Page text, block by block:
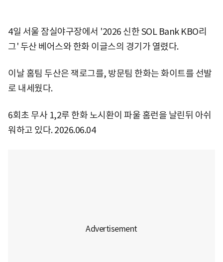
4일 서울 잠실야구장에서 '2026 신한 SOL Bank KBO리
그' 두산 베어스와 한화 이글스의 경기가 열렸다.
이날 홈팀 두산은 잭로그를, 방문팀 한화는 화이트를 선발
로 내세웠다.
6회초 무사 1,2루 한화 노시환이 파울 홈런을 날린뒤 아쉬
워하고 있다. 2026.06.04